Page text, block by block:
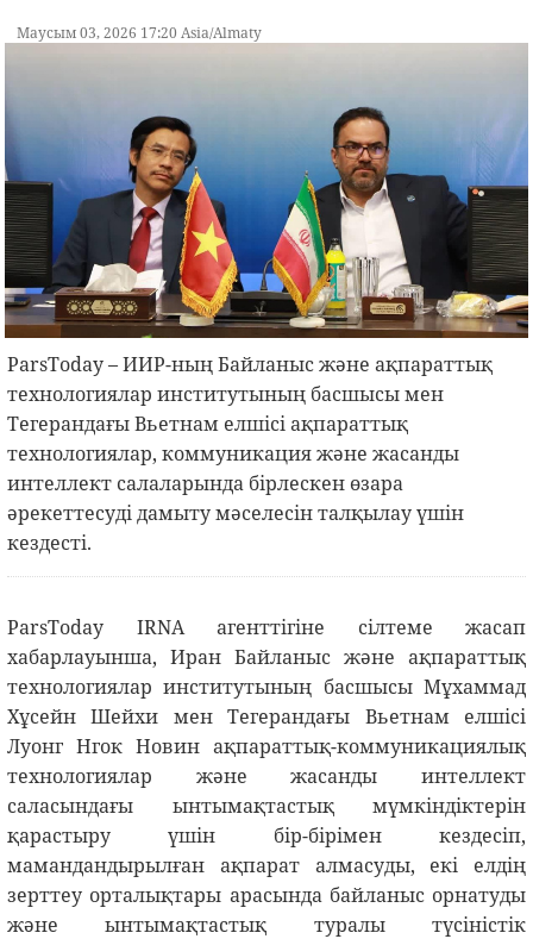
Маусым 03, 2026 17:20 Asia/Almaty
ParsToday – ИИР-ның Байланыс және ақпараттық
технологиялар институтының басшысы мен
Тегерандағы Вьетнам елшісі ақпараттық
технологиялар, коммуникация және жасанды
интеллект салаларында бірлескен өзара
әрекеттесуді дамыту мәселесін талқылау үшін
кездесті.
ParsToday IRNA агенттігіне сілтеме жасап
хабарлауынша, Иран Байланыс және ақпараттық
технологиялар институтының басшысы Мұхаммад
Хұсейн Шейхи мен Тегерандағы Вьетнам елшісі
Луонг Нгок Новин ақпараттық-коммуникациялық
технологиялар және жасанды интеллект
саласындағы ынтымақтастық мүмкіндіктерін
қарастыру үшін бір-бірімен кездесіп,
мамандандырылған ақпарат алмасуды, екі елдің
зерттеу орталықтары арасында байланыс орнатуды
және ынтымақтастық туралы түсіністік